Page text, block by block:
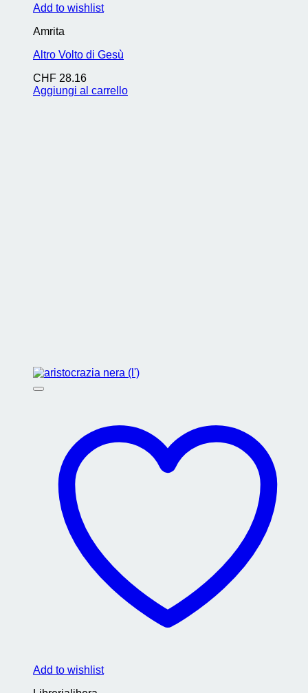
Add to wishlist
Amrita
Altro Volto di Gesù
CHF 28.16
Aggiungi al carrello
Add to wishlist